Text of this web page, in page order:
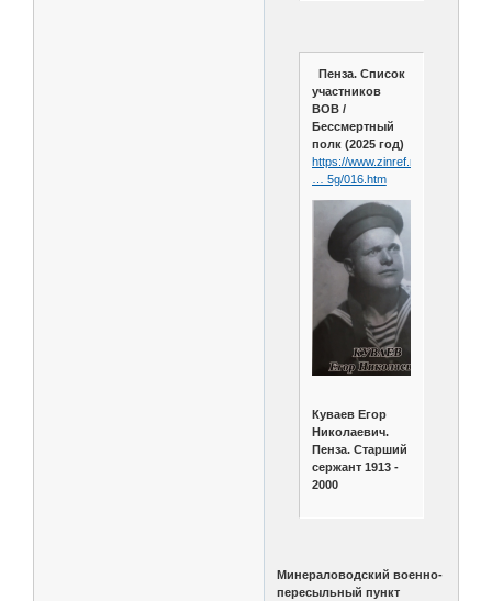
Пенза. Список
участников
ВОВ /
Бессмертный
полк (2025 год)
https://www.zinref.ru/
… 5g/016.htm
Куваев Егор
Николаевич.
Пенза. Старший
сержант 1913 -
2000
Минераловодский военно-
пересыльный пункт